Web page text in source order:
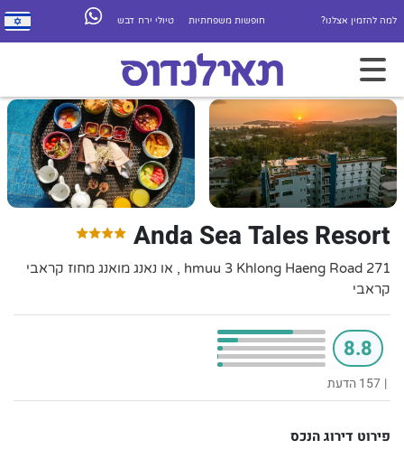
למה להזמין אצלנו? חופשות משפחתיות טיולי ירח דבש
Anda Sea Tales Resort
271 hmuu 3 Khlong Haeng Road , או נאנג מואנג מחוז קראבי
קראבי
8.8
| 157 הדעת
פירוט דירוג הנכס